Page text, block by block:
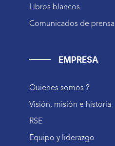
Libros blancos
Comunicados de prensa
EMPRESA
Quienes somos ?
Visión, misión e historia
RSE
Equipo y liderazgo